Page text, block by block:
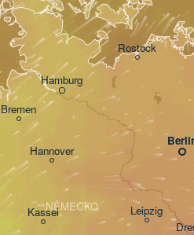
Hamburg
Bremen
Hannover
KasselNĚMECKO
Leipzig
Rostock